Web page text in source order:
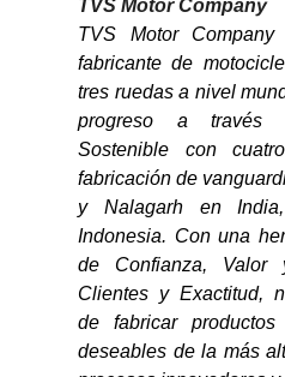
TVS Motor Company
TVS Motor
fabricante de
tres ruedas a nivel
progreso a través
Sostenible con
fabricación de
y Nalagarh en
Indonesia. Con una
de Confianza,
Clientes y Exactitud,
de fabricar productos
deseables de la más